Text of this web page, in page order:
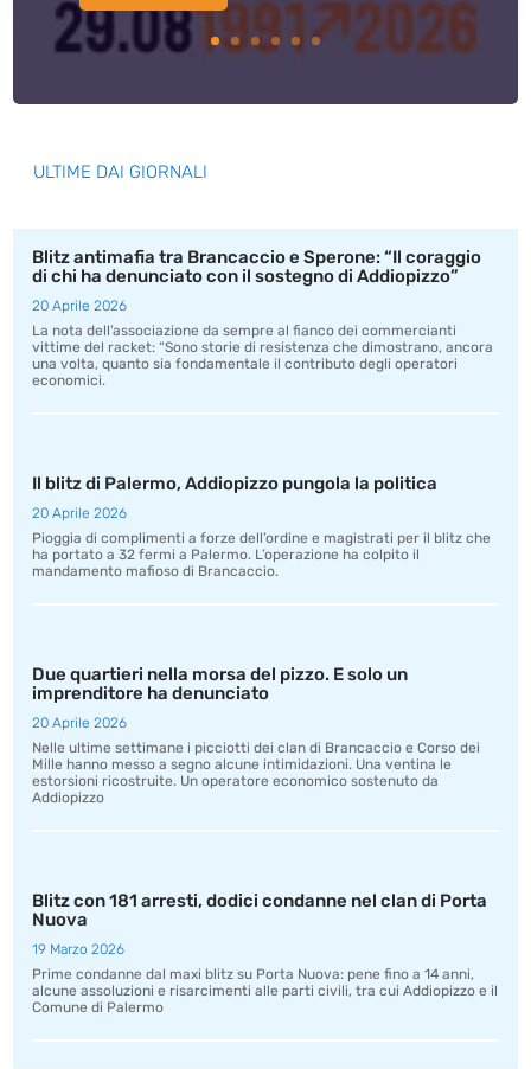
ULTIME DAI GIORNALI
Blitz antimafia tra Brancaccio e Sperone: “Il coraggio
di chi ha denunciato con il sostegno di Addiopizzo”
20 Aprile 2026
La nota dell’associazione da sempre al fianco dei commercianti
vittime del racket: “Sono storie di resistenza che dimostrano, ancora
una volta, quanto sia fondamentale il contributo degli operatori
economici.
Il blitz di Palermo, Addiopizzo pungola la politica
20 Aprile 2026
Pioggia di complimenti a forze dell’ordine e magistrati per il blitz che
ha portato a 32 fermi a Palermo. L’operazione ha colpito il
mandamento mafioso di Brancaccio.
Due quartieri nella morsa del pizzo. E solo un
imprenditore ha denunciato
20 Aprile 2026
Nelle ultime settimane i picciotti dei clan di Brancaccio e Corso dei
Mille hanno messo a segno alcune intimidazioni. Una ventina le
estorsioni ricostruite. Un operatore economico sostenuto da
Addiopizzo
Blitz con 181 arresti, dodici condanne nel clan di Porta
Nuova
19 Marzo 2026
Prime condanne dal maxi blitz su Porta Nuova: pene fino a 14 anni,
alcune assoluzioni e risarcimenti alle parti civili, tra cui Addiopizzo e il
Comune di Palermo